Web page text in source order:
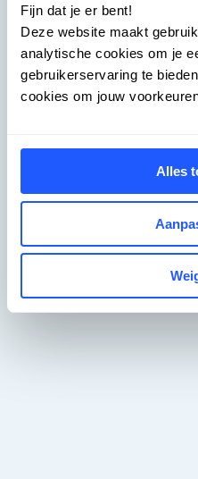
Fijn dat je er bent!
Deze website maakt
analytische cookies om je
gebruikerservaring te
cookies om jouw
Alles